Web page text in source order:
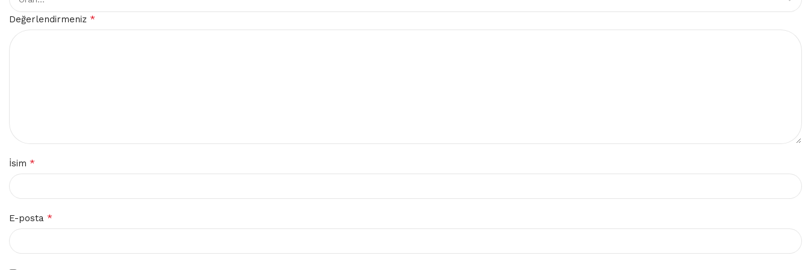
Değerlendirmeniz *
İsim *
E-posta *